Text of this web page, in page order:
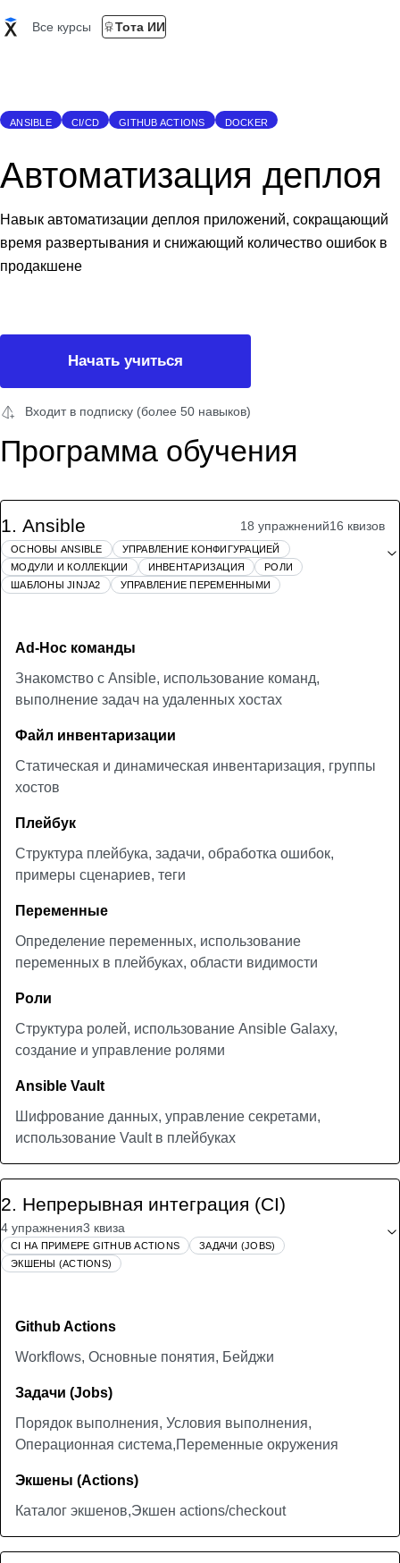
Все курсы Тота ИИ
ANSIBLE CI/CD GITHUB ACTIONS DOCKER
Автоматизация деплоя
Навык автоматизации деплоя приложений, сокращающий
время развертывания и снижающий количество ошибок в
продакшене
Начать учиться
Входит в подписку (более 50 навыков)
Программа обучения
1. Ansible 18 упражнений16 квизов
ОСНОВЫ ANSIBLE
УПРАВЛЕНИЕ КОНФИГУРАЦИЕЙ
МОДУЛИ И КОЛЛЕКЦИИ
ИНВЕНТАРИЗАЦИЯ
РОЛИ
ШАБЛОНЫ JINJA2
УПРАВЛЕНИЕ ПЕРЕМЕННЫМИ
Ad-Hoc команды
Знакомство с Ansible, использование команд,
выполнение задач на удаленных хостах
Файл инвентаризации
Статическая и динамическая инвентаризация, группы
хостов
Плейбук
Структура плейбука, задачи, обработка ошибок,
примеры сценариев, теги
Переменные
Определение переменных, использование
переменных в плейбуках, области видимости
Роли
Структура ролей, использование Ansible Galaxy,
создание и управление ролями
Ansible Vault
Шифрование данных, управление секретами,
использование Vault в плейбуках
2. Непрерывная интеграция (CI)
4 упражнения3 квиза
CI НА ПРИМЕРЕ GITHUB ACTIONS
ЗАДАЧИ (JOBS)
ЭКШЕНЫ (ACTIONS)
Github Actions
Workflows, Основные понятия, Бейджи
Задачи (Jobs)
Порядок выполнения, Условия выполнения,
Операционная система,Переменные окружения
Экшены (Actions)
Каталог экшенов,Экшен actions/checkout